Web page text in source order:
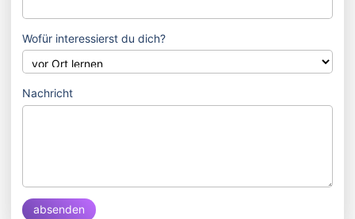
Wofür interessierst du dich?
Nachricht
absenden